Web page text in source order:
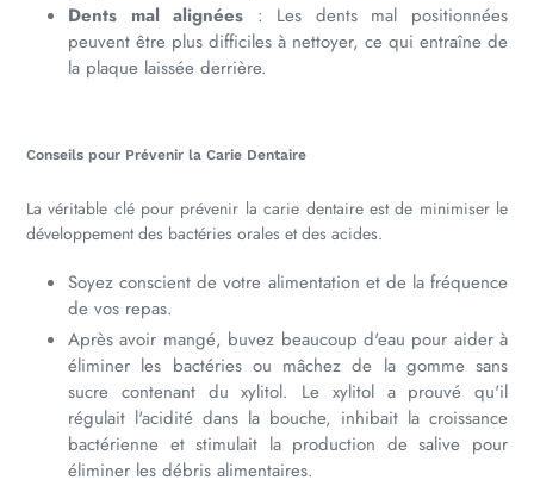
Dents mal alignées : Les dents mal positionnées
peuvent être plus difficiles à nettoyer, ce qui entraîne de
la plaque laissée derrière.
Conseils pour Prévenir la Carie Dentaire
La véritable clé pour prévenir la carie dentaire est de minimiser le
développement des bactéries orales et des acides.
Soyez conscient de votre alimentation et de la fréquence
de vos repas.
Après avoir mangé, buvez beaucoup d'eau pour aider à
éliminer les bactéries ou mâchez de la gomme sans
sucre contenant du xylitol. Le xylitol a prouvé qu'il
régulait l'acidité dans la bouche, inhibait la croissance
bactérienne et stimulait la production de salive pour
éliminer les débris alimentaires.